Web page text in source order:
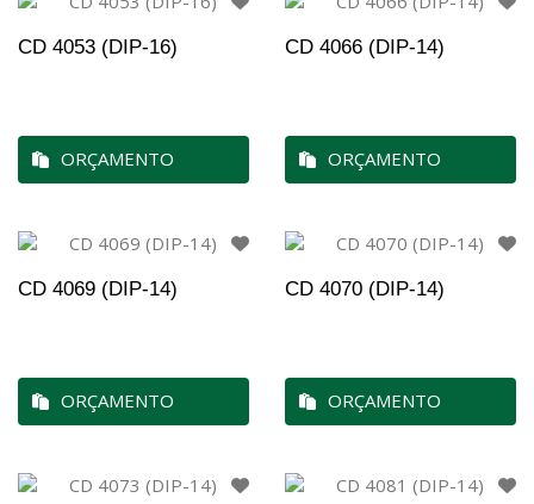
CD 4053 (DIP-16)
ORÇAMENTO
CD 4066 (DIP-14)
ORÇAMENTO
CD 4069 (DIP-14)
ORÇAMENTO
CD 4070 (DIP-14)
ORÇAMENTO